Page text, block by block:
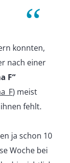
konnten,
nach einer
F“
) meist
fehlt.
ja schon 10
Woche bei